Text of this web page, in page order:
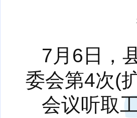
7月6日，
委会第4次(
会议听取